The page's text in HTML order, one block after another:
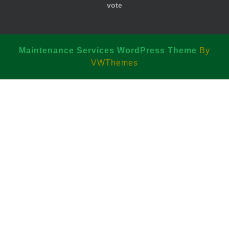
vote
Maintenance Services WordPress Theme By
VWThemes